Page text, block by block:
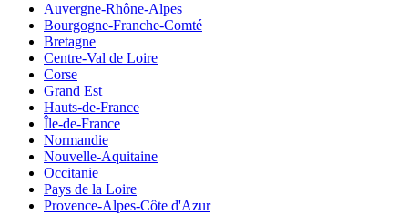
Auvergne-Rhône-Alpes
Bourgogne-Franche-Comté
Bretagne
Centre-Val de Loire
Corse
Grand Est
Hauts-de-France
Île-de-France
Normandie
Nouvelle-Aquitaine
Occitanie
Pays de la Loire
Provence-Alpes-Côte d'Azur